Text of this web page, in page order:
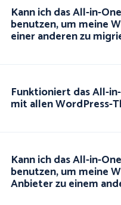
Kann ich das All-in-
benutzen, um meine
einer anderen zu
Funktioniert das All-
mit allen WordPress-
Kann ich das All-in-
benutzen, um meine
Anbieter zu einem